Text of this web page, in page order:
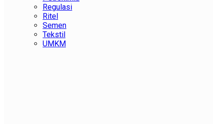
Regulasi
Ritel
Semen
Tekstil
UMKM